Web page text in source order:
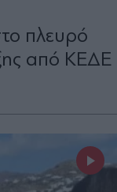
πλευρό
από ΚΕΔΕ